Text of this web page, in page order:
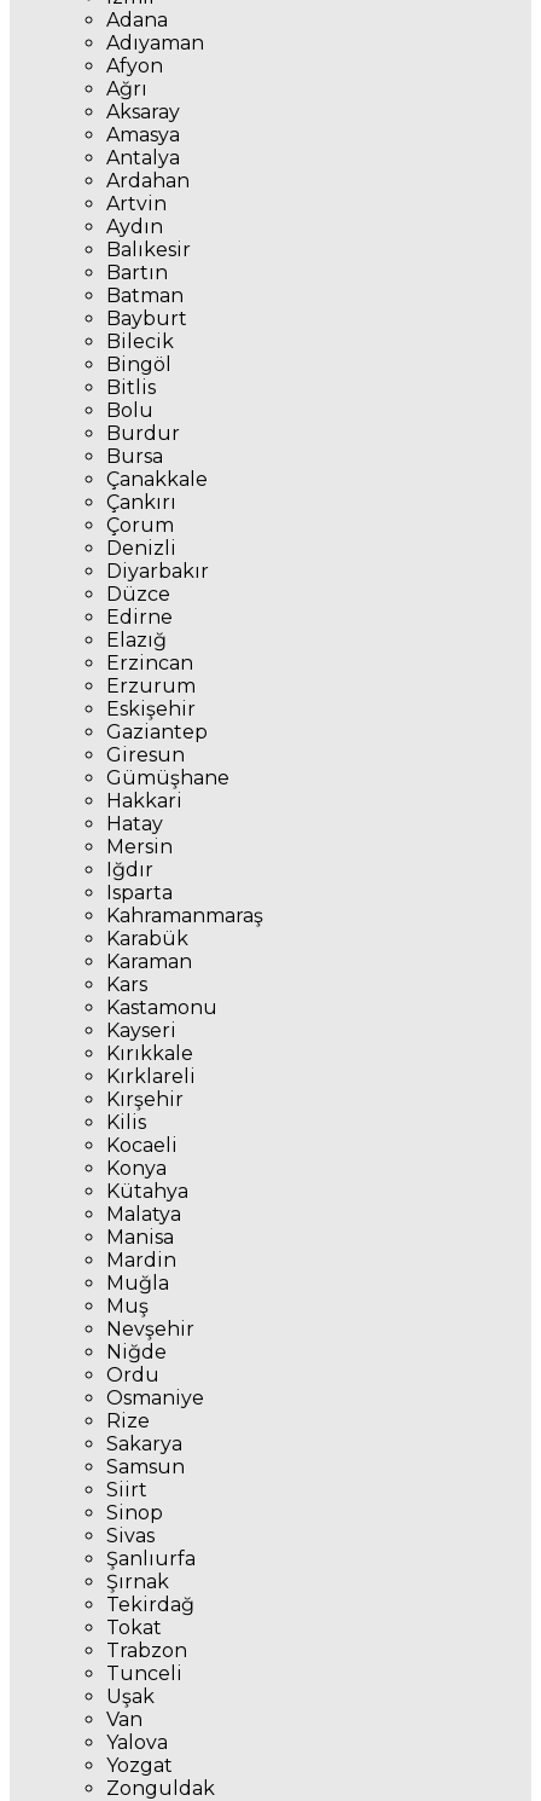
Adana
Adıyaman
Afyon
Ağrı
Aksaray
Amasya
Antalya
Ardahan
Artvin
Aydın
Balıkesir
Bartın
Batman
Bayburt
Bilecik
Bingöl
Bitlis
Bolu
Burdur
Bursa
Çanakkale
Çankırı
Çorum
Denizli
Diyarbakır
Düzce
Edirne
Elazığ
Erzincan
Erzurum
Eskişehir
Gaziantep
Giresun
Gümüşhane
Hakkari
Hatay
Mersin
Iğdır
Isparta
Kahramanmaraş
Karabük
Karaman
Kars
Kastamonu
Kayseri
Kırıkkale
Kırklareli
Kırşehir
Kilis
Kocaeli
Konya
Kütahya
Malatya
Manisa
Mardin
Muğla
Muş
Nevşehir
Niğde
Ordu
Osmaniye
Rize
Sakarya
Samsun
Siirt
Sinop
Sivas
Şanlıurfa
Şırnak
Tekirdağ
Tokat
Trabzon
Tunceli
Uşak
Van
Yalova
Yozgat
Zonguldak